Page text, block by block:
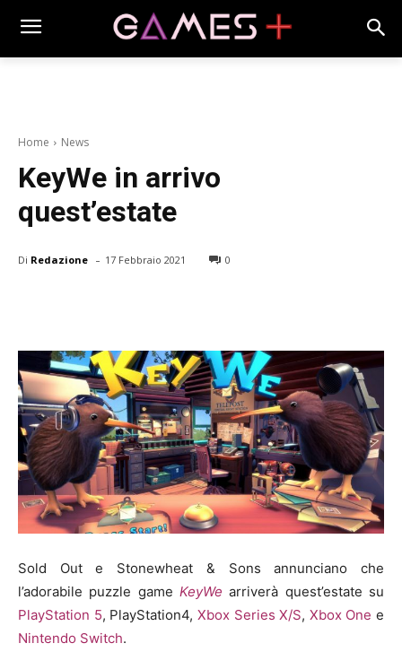
Home News
KeyWe in arrivo
quest’estate
Di Redazione - 17 Febbraio 2021 0
Sold Out e Stonewheat & Sons annunciano che
l’adorabile puzzle game KeyWe arriverà quest’estate su
PlayStation 5, PlayStation4, Xbox Series X/S, Xbox One e
Nintendo Switch.